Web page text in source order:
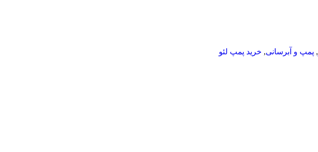
, پمپ و آبرسانی, خرید پمپ لئو